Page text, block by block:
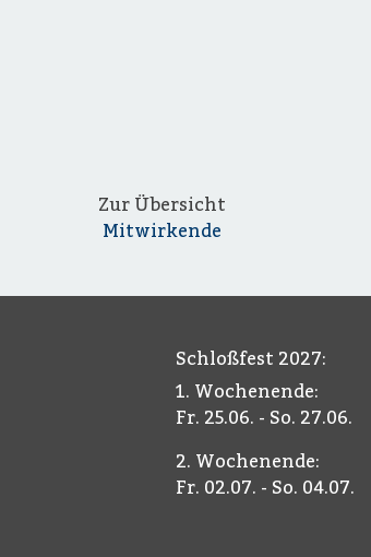
Zur Übersicht
Mitwirkende
Schloßfest 2027:
1. Wochenende:
Fr. 25.06. - So. 27.06.
2. Wochenende:
Fr. 02.07. - So. 04.07.